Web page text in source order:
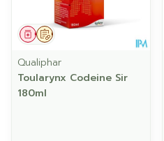
Op voorschrift
Geneesmiddel
Qualiphar
Toularynx Codeine Sir
180ml